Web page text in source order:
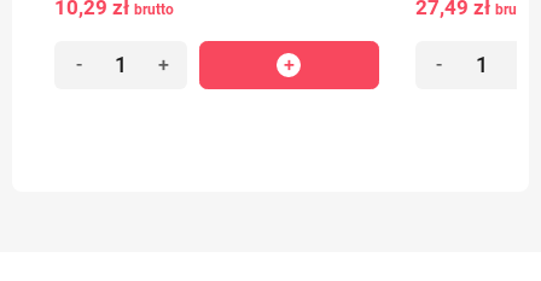
10,29 zł brutto
- +
27,49 zł brutto
-